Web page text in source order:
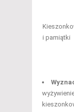
i pamiątki